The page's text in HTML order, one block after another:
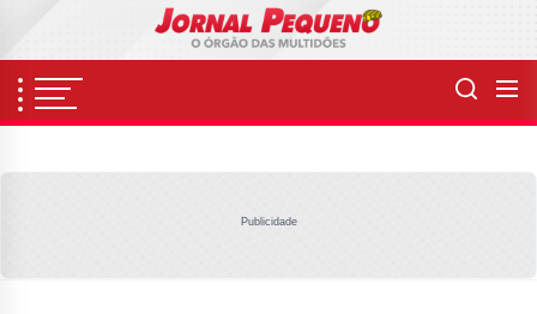
content
Publicidade